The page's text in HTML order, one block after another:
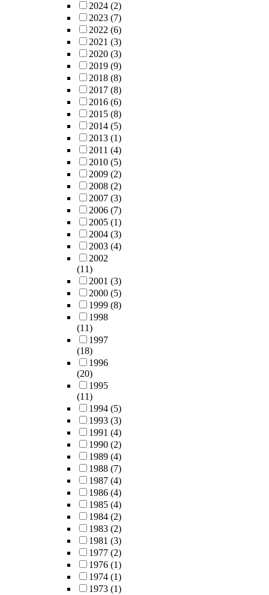
2024 (2)
2023 (7)
2022 (6)
2021 (3)
2020 (3)
2019 (9)
2018 (8)
2017 (8)
2016 (6)
2015 (8)
2014 (5)
2013 (1)
2011 (4)
2010 (5)
2009 (2)
2008 (2)
2007 (3)
2006 (7)
2005 (1)
2004 (3)
2003 (4)
2002
(11)
2001 (3)
2000 (5)
1999 (8)
1998
(11)
1997
(18)
1996
(20)
1995
(11)
1994 (5)
1993 (3)
1991 (4)
1990 (2)
1989 (4)
1988 (7)
1987 (4)
1986 (4)
1985 (4)
1984 (2)
1983 (2)
1981 (3)
1977 (2)
1976 (1)
1974 (1)
1973 (1)